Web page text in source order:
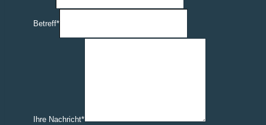
Betreff*
Ihre Nachricht*